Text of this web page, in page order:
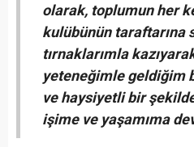
olarak, toplumun her
kulübünün taraftarına
tırnaklarımla
yeteneğimle geldiğim
ve haysiyetli bir
işime ve yaşamıma